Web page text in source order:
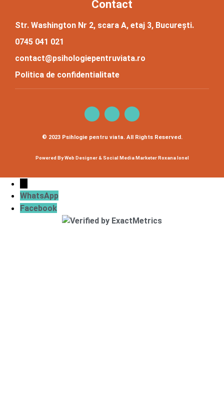
Contact
Str. Washington Nr 2, scara A, etaj 3, București.
0745 041 021
contact@psihologiepentruviata.ro
Politica de confidentialitate
© 2023 Psihlogie pentru viata. All Rights Reserved.
Powered By Web Designer & Social Media Marketer Roxana Ionel
WhatsApp
Facebook